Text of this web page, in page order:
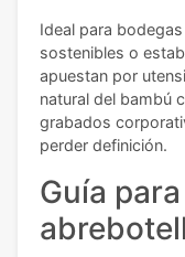
Ideal para
sostenibles o
apuestan por
natural del bambú
grabados
perder definición.
Guía